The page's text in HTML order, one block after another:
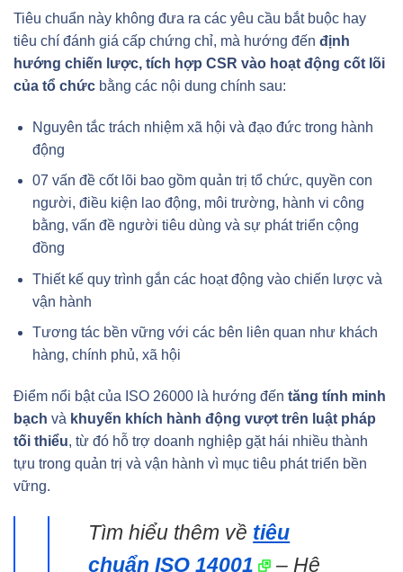
Tiêu chuẩn này không đưa ra các yêu cầu bắt buộc hay
tiêu chí đánh giá cấp chứng chỉ, mà hướng đến định
hướng chiến lược, tích hợp CSR vào hoạt động cốt lõi
của tổ chức bằng các nội dung chính sau:
Nguyên tắc trách nhiệm xã hội và đạo đức trong hành
động
07 vấn đề cốt lõi bao gồm quản trị tổ chức, quyền con
người, điều kiện lao động, môi trường, hành vi công
bằng, vấn đề người tiêu dùng và sự phát triển cộng
đồng
Thiết kế quy trình gắn các hoạt động vào chiến lược và
vận hành
Tương tác bền vững với các bên liên quan như khách
hàng, chính phủ, xã hội
Điểm nổi bật của ISO 26000 là hướng đến tăng tính minh
bạch và khuyến khích hành động vượt trên luật pháp
tối thiểu, từ đó hỗ trợ doanh nghiệp gặt hái nhiều thành
tựu trong quản trị và vận hành vì mục tiêu phát triển bền
vững.
Tìm hiểu thêm về tiêu
chuẩn ISO 14001
– Hệ